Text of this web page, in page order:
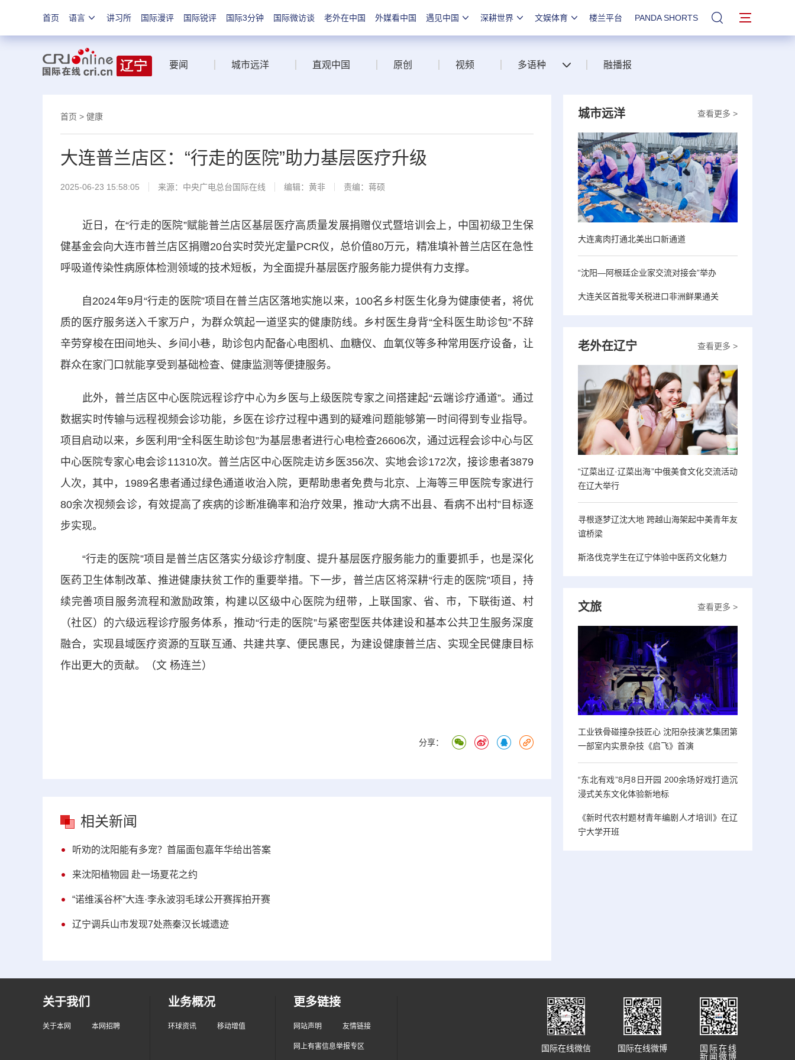
首页 语言 讲习所 国际漫评 国际锐评 国际3分钟 国际微访谈 老外在中国 外媒看中国 遇见中国 深耕世界 文娱体育 楼兰平台 PANDA SHORTS 站内搜索
要闻 城市远洋 直观中国 原创 视频 多语种 融播报
首页 > 健康
大连普兰店区：“行走的医院”助力基层医疗升级
2025-06-23 15:58:05 来源：中央广电总台国际在线 编辑：黄非 责编：蒋硕
近日，在“行走的医院”赋能普兰店区基层医疗高质量发展捐赠仪式暨培训会上，中国初级卫生保
健基金会向大连市普兰店区捐赠20台实时荧光定量PCR仪，总价值80万元，精准填补普兰店区在急性
呼吸道传染性病原体检测领域的技术短板，为全面提升基层医疗服务能力提供有力支撑。
自2024年9月“行走的医院”项目在普兰店区落地实施以来，100名乡村医生化身为健康使者，将优
质的医疗服务送入千家万户，为群众筑起一道坚实的健康防线。乡村医生身背“全科医生助诊包”不辞
辛劳穿梭在田间地头、乡间小巷，助诊包内配备心电图机、血糖仪、血氧仪等多种常用医疗设备，让
群众在家门口就能享受到基础检查、健康监测等便捷服务。
此外，普兰店区中心医院远程诊疗中心为乡医与上级医院专家之间搭建起“云端诊疗通道”。通过
数据实时传输与远程视频会诊功能，乡医在诊疗过程中遇到的疑难问题能够第一时间得到专业指导。
项目启动以来，乡医利用“全科医生助诊包”为基层患者进行心电检查26606次，通过远程会诊中心与区
中心医院专家心电会诊11310次。普兰店区中心医院走访乡医356次、实地会诊172次，接诊患者3879
人次，其中，1989名患者通过绿色通道收治入院，更帮助患者免费与北京、上海等三甲医院专家进行
80余次视频会诊，有效提高了疾病的诊断准确率和治疗效果，推动“大病不出县、看病不出村”目标逐
步实现。
“行走的医院”项目是普兰店区落实分级诊疗制度、提升基层医疗服务能力的重要抓手，也是深化
医药卫生体制改革、推进健康扶贫工作的重要举措。下一步，普兰店区将深耕“行走的医院”项目，持
续完善项目服务流程和激励政策，构建以区级中心医院为纽带，上联国家、省、市，下联街道、村
（社区）的六级远程诊疗服务体系，推动“行走的医院”与紧密型医共体建设和基本公共卫生服务深度
融合，实现县域医疗资源的互联互通、共建共享、便民惠民，为建设健康普兰店、实现全民健康目标
作出更大的贡献。（文 杨连兰）
分享：
相关新闻
听劝的沈阳能有多宠？首届面包嘉年华给出答案
来沈阳植物园 赴一场夏花之约
“诺维溪谷杯”大连·李永波羽毛球公开赛挥拍开赛
辽宁调兵山市发现7处燕秦汉长城遗迹
查看更多 >
城市远洋
大连禽肉打通北美出口新通道
“沈阳—阿根廷企业家交流对接会”举办
大连关区首批零关税进口非洲鲜果通关
查看更多 >
老外在辽宁
“辽菜出辽·辽菜出海”中俄美食文化交流活动
在辽大举行
寻根逐梦辽沈大地 跨越山海架起中美青年友
谊桥梁
斯洛伐克学生在辽宁体验中医药文化魅力
查看更多 >
文旅
工业铁骨碰撞杂技匠心 沈阳杂技演艺集团第
一部室内实景杂技《启飞》首演
“东北有戏”8月8日开园 200余场好戏打造沉
浸式关东文化体验新地标
《新时代农村题材青年编剧人才培训》在辽
宁大学开班
关于我们
关于本网 本网招聘
业务概况
环球资讯 移动增值
更多链接
网站声明 友情链接
网上有害信息举报专区
国际在线
新闻微博
国际在线微博
国际在线微信